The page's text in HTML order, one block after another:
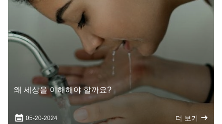
왜 세상을 이해해야 할까요?
05-20-2024 더 보기